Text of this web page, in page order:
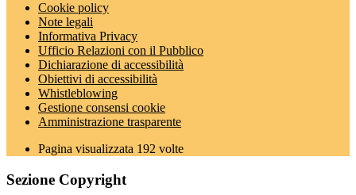
Cookie policy
Note legali
Informativa Privacy
Ufficio Relazioni con il Pubblico
Dichiarazione di accessibilità
Obiettivi di accessibilità
Whistleblowing
Gestione consensi cookie
Amministrazione trasparente
Pagina visualizzata 192 volte
Sezione Copyright